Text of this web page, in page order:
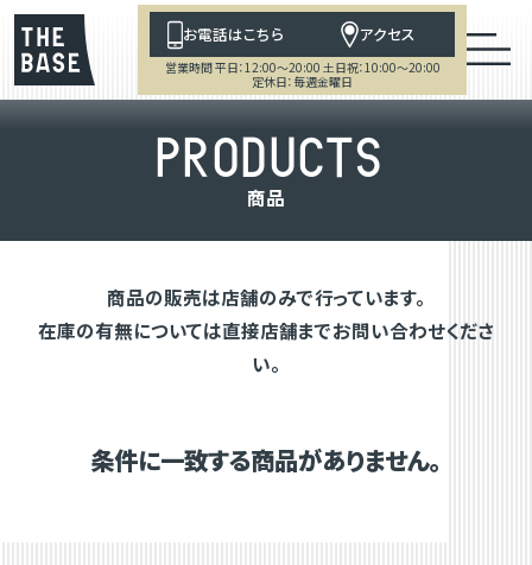
お電話はこちら アクセス
営業時間 平日：12:00～20:00 土日祝：10:00～20:00
定休日：毎週金曜日
PRODUCTS
商品
商品の販売は店舗のみで行っています。
在庫の有無については直接店舗までお問い合わせくださ
い。
条件に一致する商品がありません。